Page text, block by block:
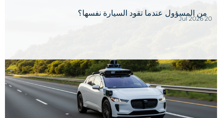
من المسؤول عندما تقود السيارة نفسها؟
20 Jul 2026